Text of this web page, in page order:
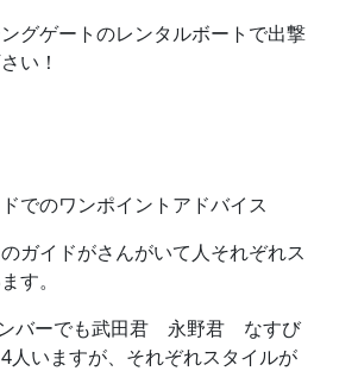
グゲートのレンタルボートで出撃
い！
でのワンポイントアドバイス
ガイドがさんがいて人それぞれス
す。
バーでも武田君 永野君 なすび
いますが、それぞれスタイルが